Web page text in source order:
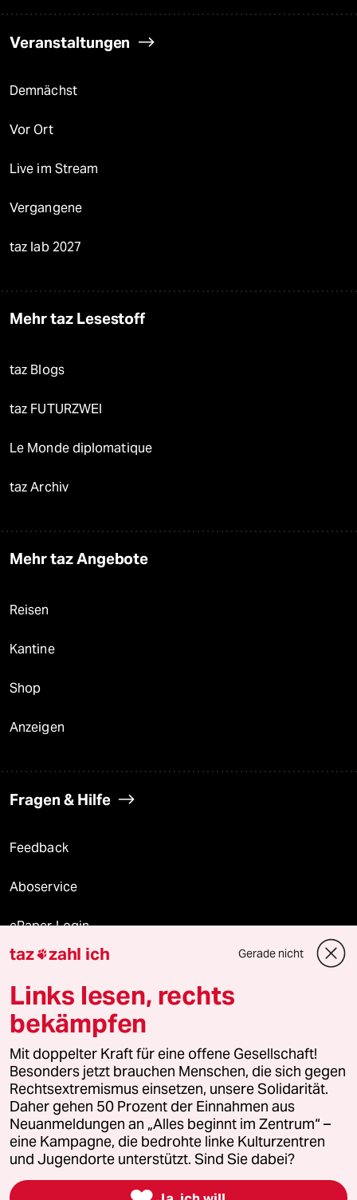
Veranstaltungen
Demnächst
Vor Ort
Live im Stream
Vergangene
taz lab 2027
Mehr taz Lesestoff
taz Blogs
taz FUTURZWEI
Le Monde diplomatique
taz Archiv
Mehr taz Angebote
Reisen
Kantine
Shop
Anzeigen
Fragen & Hilfe
Feedback
Aboservice
ePaper Login
Downloads für Abonnierende
© 2026 taz Verlags und Vertriebs GmbH
Alle Rechte vorbehalten. Bei rechtlichen Fragen oder für Genehmigungen
wenden Sie sich bitte an
lizenzen@taz.de
Feedback Redaktionsstatut Kommune-Richtlinien
Leitlinie Informant Datenschutz Impressum AGB
Seitenwende Einwilligungen widerrufen (Ads)
taz zahl ich Gerade nicht
Links lesen, rechts
bekämpfen
Mit doppelter Kraft für eine offene Gesellschaft!
Besonders jetzt brauchen Menschen, die sich gegen
Rechtsextremismus einsetzen, unsere Solidarität.
Daher gehen 50 Prozent der Einnahmen aus
Neuanmeldungen an „Alles beginnt im Zentrum“ –
eine Kampagne, die bedrohte linke Kulturzentren
und Jugendorte unterstützt. Sind Sie dabei?